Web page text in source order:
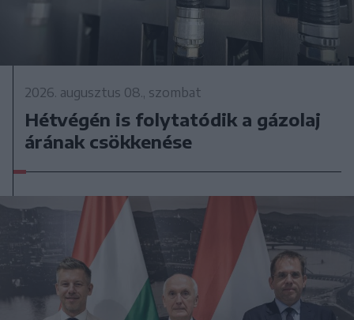
2026. augusztus 08., szombat
Hétvégén is folytatódik a gázolaj
árának csökkenése